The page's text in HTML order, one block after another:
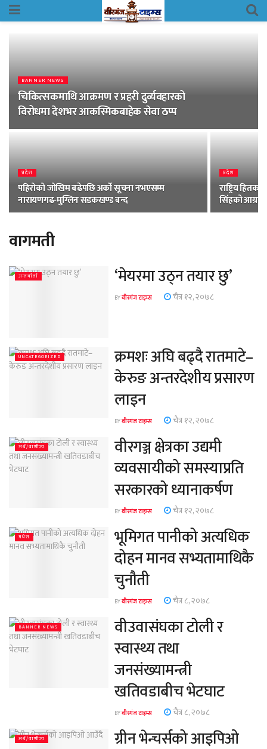
BANNER NEWS
चिकित्सकमाथि आक्रमण र प्रहरी दुर्व्यवहारको
विरोधमा देशभर आकस्मिकबाहेक सेवा ठप्प
प्रदेश
पहिरोको जोखिम बढेपछि अर्को सूचना नभएसम्म
नारायणगढ-मुग्लिन सडकखण्ड बन्द
प्रदेश
राष्ट्रिय
सिंहको आग्रह
वागमती
अन्तर्वार्ता ‘मेयरमा उठ्न तयार छु’
BYवीरगंज टाइम्स चैत्र १२, २०७८
UNCATEGORIZED
क्रमशः अघि बढ्दै रातमाटे–
केरुङ अन्तरदेशीय प्रसारण
लाइन
BYवीरगंज टाइम्स चैत्र १२, २०७८
अर्थ/वाणीज्य
वीरगञ्ज क्षेत्रका उद्यमी
व्यवसायीको समस्याप्रति
सरकारको ध्यानाकर्षण
BYवीरगंज टाइम्स चैत्र १२, २०७८
मधेस
भूमिगत पानीको अत्यधिक
दोहन मानव सभ्यतामाथिकै
चुनौती
BYवीरगंज टाइम्स चैत्र ८, २०७८
BANNER NEWS
वीउवासंघका टोली र
स्वास्थ्य तथा
जनसंख्यामन्त्री
खतिवडाबीच भेटघाट
BYवीरगंज टाइम्स चैत्र ८, २०७८
अर्थ/वाणीज्य
ग्रीन भेन्चर्सको आइपिओ